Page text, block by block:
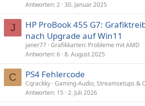
Antworten 2 30. Januar 2025
J
HP ProBook 455 G7:
nach Upgrade auf Win11
janer77 Grafikkarten: Probleme mit AMD
Antworten 6 8. August 2025
C PS4 Fehlercode
Cqrackky Gaming-Audio, Streamsetups &
Antworten 15 2. Juli 2026